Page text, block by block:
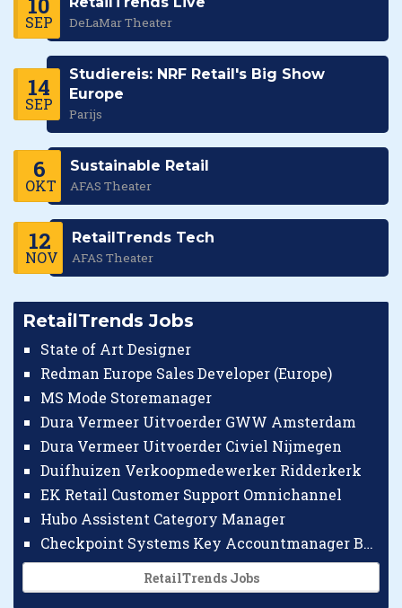
10
SEP DeLaMar Theater
14
SEP
Studiereis: NRF Retail's Big Show
Europe
Parijs
6
OKT
Sustainable Retail
AFAS Theater
12
NOV
RetailTrends Tech
AFAS Theater
RetailTrends Jobs
State of Art Designer
Redman Europe Sales Developer (Europe)
MS Mode Storemanager
Dura Vermeer Uitvoerder GWW Amsterdam
Dura Vermeer Uitvoerder Civiel Nijmegen
Duifhuizen Verkoopmedewerker Ridderkerk
EK Retail Customer Support Omnichannel
Hubo Assistent Category Manager
Checkpoint Systems Key Accountmanager Benelux
RetailTrends Jobs